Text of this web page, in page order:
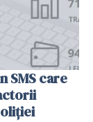
SMS care